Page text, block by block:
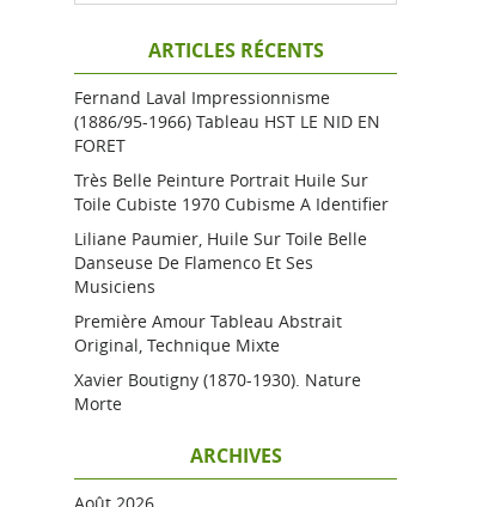
ARTICLES RÉCENTS
Fernand Laval Impressionnisme
(1886/95-1966) Tableau HST LE NID EN
FORET
Très Belle Peinture Portrait Huile Sur
Toile Cubiste 1970 Cubisme A Identifier
Liliane Paumier, Huile Sur Toile Belle
Danseuse De Flamenco Et Ses
Musiciens
Première Amour Tableau Abstrait
Original, Technique Mixte
Xavier Boutigny (1870-1930). Nature
Morte
ARCHIVES